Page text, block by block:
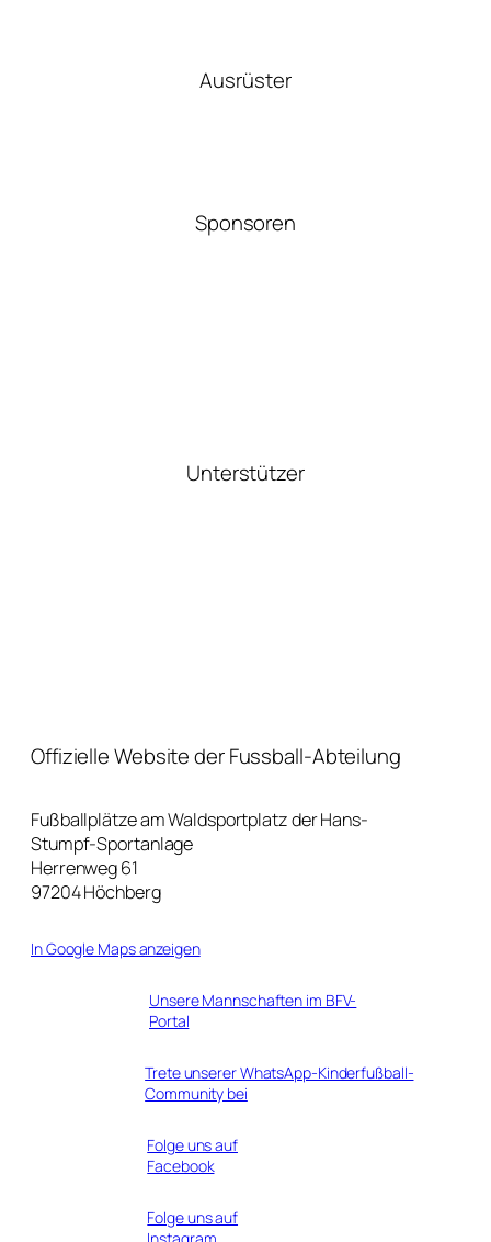
Ausrüster
Sponsoren
Unterstützer
Offizielle Website der Fussball-Abteilung
Fußballplätze am Waldsportplatz der Hans-
Stumpf-Sportanlage
Herrenweg 61
97204 Höchberg
In Google Maps anzeigen
Unsere Mannschaften im BFV-
Portal
Trete unserer WhatsApp-Kinderfußball-
Community bei
Folge uns auf
Facebook
Folge uns auf